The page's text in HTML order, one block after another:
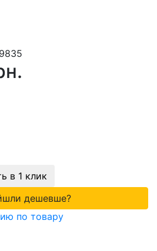
в 1 клик
дешевше?
по товару